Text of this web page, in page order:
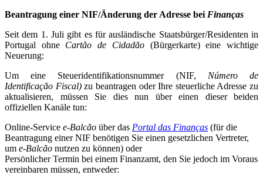
Beantragung einer NIF/Änderung der Adresse bei Finanças
Seit dem 1. Juli gibt es für ausländische Staatsbürger/Residenten in
Portugal ohne Cartão de Cidadão(Bürgerkarte) eine wichtige
Neuerung:
Um eine Steueridentifikationsnummer (NIF, Número de
Identificação Fiscal)zu beantragen oder Ihre steuerliche Adresse zu
aktualisieren, müssen Sie dies nun über einen dieser beiden
offiziellen Kanäle tun:
Online-Service e-Balcão über das Portal das Finanças (für die
Beantragung einer NIF benötigen Sie einen gesetzlichen Vertreter,
um e-Balcão nutzen zu können) oder
Persönlicher Termin bei einem Finanzamt, den Sie jedoch im Voraus
vereinbaren müssen, entweder: